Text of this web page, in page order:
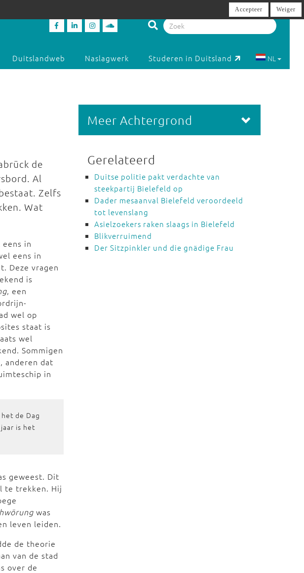
Duitslandweb Naslagwerk Studeren in Duitsland NL
de
Al
Zelfs
Wat
in
eens in
Deze vragen
is
, een
wel op
staat is
wel
Sommigen
anderen dat
in
de Dag
is het
geweest. Dit
te trekken. Hij
was
leven leiden.
de theorie
van de stad
over de
Meer Achtergrond
Gerelateerd
Duitse politie pakt verdachte van
steekpartij Bielefeld op
Dader mesaanval Bielefeld veroordeeld
tot levenslang
Asielzoekers raken slaags in Bielefeld
Blikverruimend
Der Sitzpinkler und die gnädige Frau
Accepteer Weiger